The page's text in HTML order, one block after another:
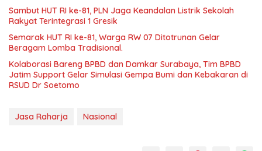
Sambut HUT RI ke-81, PLN Jaga Keandalan Listrik Sekolah
Rakyat Terintegrasi 1 Gresik
Semarak HUT RI ke-81, Warga RW 07 Ditotrunan Gelar
Beragam Lomba Tradisional.
Kolaborasi Bareng BPBD dan Damkar Surabaya, Tim BPBD
Jatim Support Gelar Simulasi Gempa Bumi dan Kebakaran di
RSUD Dr Soetomo
Jasa Raharja Nasional